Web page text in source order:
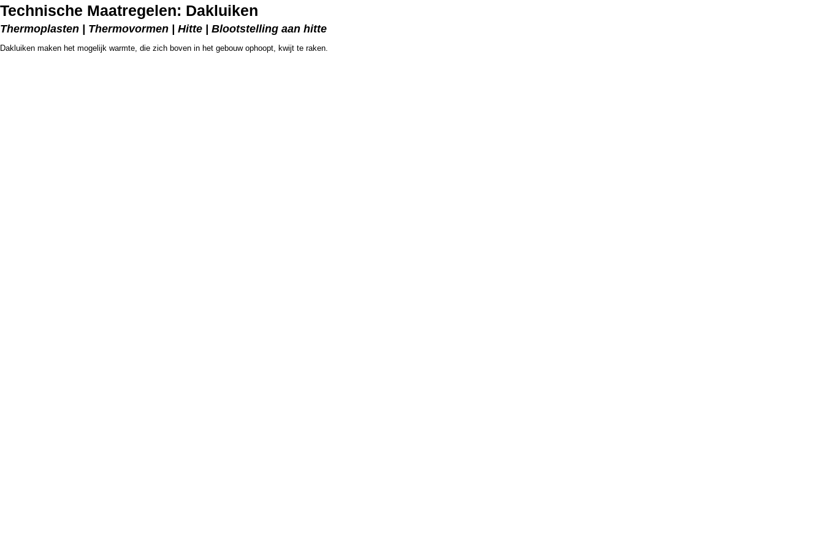
Technische Maatregelen: Dakluiken
Thermoplasten | Thermovormen | Hitte | Blootstelling aan hitte
Dakluiken maken het mogelijk warmte, die zich boven in het gebouw ophoopt, kwijt te raken.